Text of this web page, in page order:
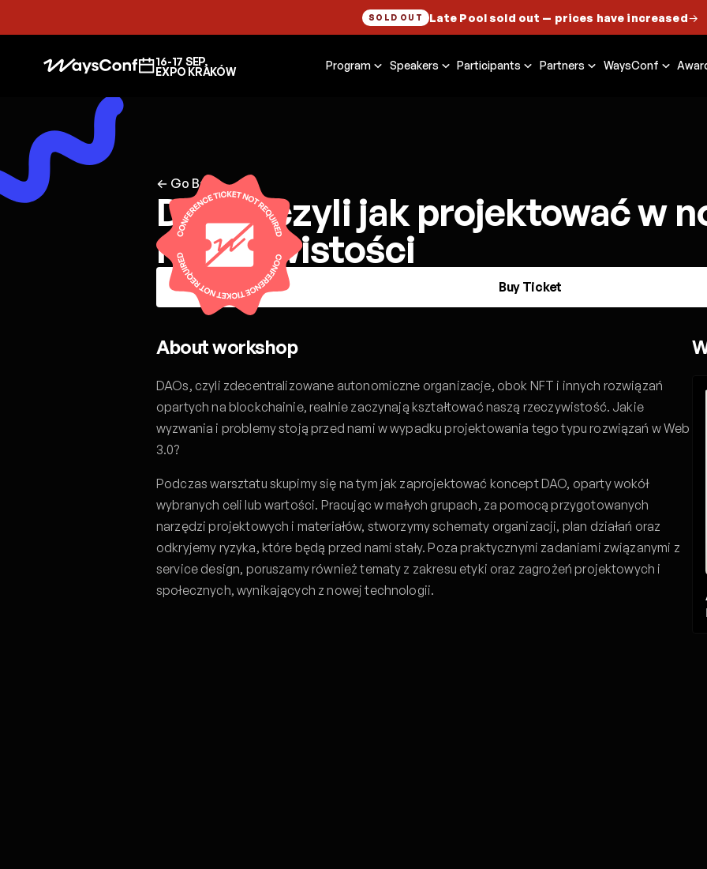
SOLD OUT Late Pool sold out — prices have increased→
16-17 SEP,
EXPO KRAKÓW Program Speakers Participants Partners WaysConf
← Go Back
DAOs, czyli jak projektować w
rzeczywistości
Buy Ticket
About workshop
DAOs, czyli zdecentralizowane autonomiczne organizacje, obok NFT i innych rozwiązań
opartych na blockchainie, realnie zaczynają kształtować naszą rzeczywistość. Jakie
wyzwania i problemy stoją przed nami w wypadku projektowania tego typu rozwiązań w Web
3.0?
Podczas warsztatu skupimy się na tym jak zaprojektować koncept DAO, oparty wokół
wybranych celi lub wartości. Pracując w małych grupach, za pomocą przygotowanych
narzędzi projektowych i materiałów, stworzymy schematy organizacji, plan działań oraz
odkryjemy ryzyka, które będą przed nami stały. Poza praktycznymi zadaniami związanymi z
service design, poruszamy również tematy z zakresu etyki oraz zagrożeń projektowych i
społecznych, wynikających z nowej technologii.